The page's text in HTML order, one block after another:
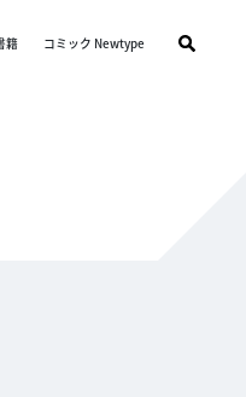
籍 コミック Newtype